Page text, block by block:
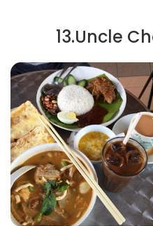
13.Uncle